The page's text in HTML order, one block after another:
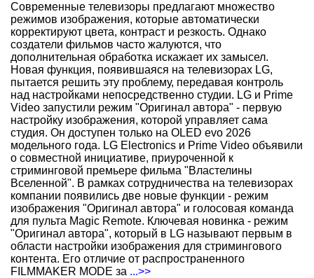
Современные телевизоры предлагают множество
режимов изображения, которые автоматически
корректируют цвета, контраст и резкость. Однако
создатели фильмов часто жалуются, что
дополнительная обработка искажает их замысел.
Новая функция, появившаяся на телевизорах LG,
пытается решить эту проблему, передавая контроль
над настройками непосредственно студии. LG и Prime
Video запустили режим "Оригинал автора" - первую
настройку изображения, которой управляет сама
студия. Он доступен только на OLED evo 2026
модельного года. LG Electronics и Prime Video объявили
о совместной инициативе, приуроченной к
стриминговой премьере фильма "Властелины
Вселенной". В рамках сотрудничества на телевизорах
компании появились две новые функции - режим
изображения "Оригинал автора" и голосовая команда
для пульта Magic Remote. Ключевая новинка - режим
"Оригинал автора", который в LG называют первым в
области настройки изображения для стримингового
контента. Его отличие от распространенного
FILMMAKER MODE за ...>>